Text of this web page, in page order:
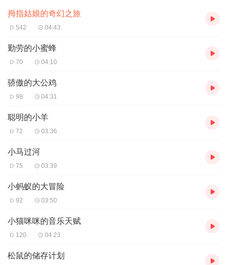
高兴极了，给她取名为拇指姑娘。
人外出时，偷偷溜进屋子，看到了拇指姑娘。癞蛤蟆被她的美丽惊
呆了，心想：“要是能把这么漂亮的姑娘娶回家给我儿子当媳妇，那
来，带回了池塘边的家。
草和散发着异味的池塘水，吓得大哭起来。癞蛤蟆的儿子长相奇
丑，浑身长满疙瘩，他看到拇指姑娘，兴奋得手舞足蹈。拇指姑娘
鱼们很同情拇指姑娘，它们齐心协力咬断了荷叶的茎，让拇指姑娘
漂啊漂，拇指姑娘被冲到了岸边，却又被一只田鼠抓走。田鼠的家
在黑暗的地洞里，虽然不愁吃喝，但环境十分压抑。田鼠很喜欢拇
指姑娘，一心想把她留下来。然而，田鼠打算将拇指姑娘嫁给自己
的朋友——一只又胖又懒的鼹鼠。拇指姑娘不愿意，可她被困在田
鼠家，无法逃脱。
照顾燕子，用温暖的树叶为它包扎伤口，还找来柔软的羽毛为它保
拇指姑娘的奇幻之旅
542 04:43
勤劳的小蜜蜂
70 04:10
骄傲的大公鸡
98 04:31
聪明的小羊
72 03:36
小马过河
75 03:39
小蚂蚁的大冒险
92 03:50
小猫咪咪的音乐天赋
120 04:23
松鼠的储存计划